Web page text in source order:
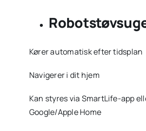
Kører automatisk efter tidsplan
Navigerer i dit hjem
Kan styres via SmartLife-app
Google/Apple Home